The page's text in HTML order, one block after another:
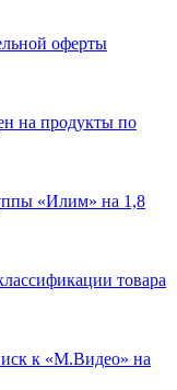
оферты
на продукты по
«Илим» на 1,8
товара
к «М.Видео» на